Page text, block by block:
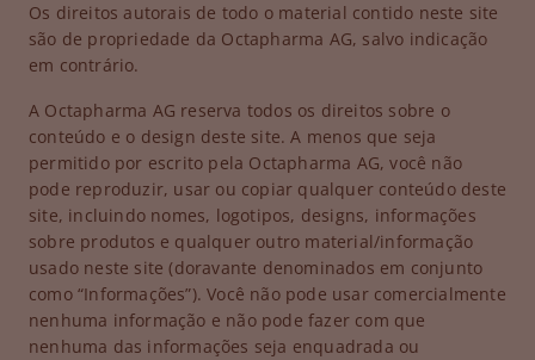
Os direitos autorais de todo o material contido neste site
são de propriedade da Octapharma AG, salvo indicação
em contrário.
A Octapharma AG reserva todos os direitos sobre o
conteúdo e o design deste site. A menos que seja
permitido por escrito pela Octapharma AG, você não
pode reproduzir, usar ou copiar qualquer conteúdo deste
site, incluindo nomes, logotipos, designs, informações
sobre produtos e qualquer outro material/informação
usado neste site (doravante denominados em conjunto
como “Informações”). Você não pode usar comercialmente
nenhuma informação e não pode fazer com que
nenhuma das informações seja enquadrada ou